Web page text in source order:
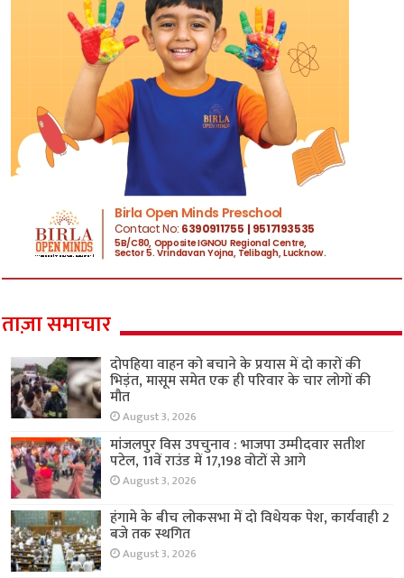
ताज़ा समाचार
दोपहिया वाहन को बचाने के प्रयास में दो कारों की
भिड़ंत, मासूम समेत एक ही परिवार के चार लोगों की
मौत
August 3, 2026
मांजलपुर विस उपचुनाव : भाजपा उम्मीदवार सतीश
पटेल, 11वें राउंड में 17,198 वोटों से आगे
August 3, 2026
हंगामे के बीच लोकसभा में दो विधेयक पेश, कार्यवाही 2
बजे तक स्थगित
August 3, 2026